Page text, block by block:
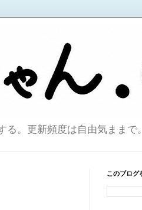
。更新頻度は自由気ままで
このブログ